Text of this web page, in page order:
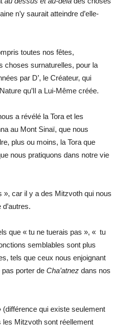
n’y saurait atteindre d’elle-
toutes nos fêtes,
choses surnaturelles, pour la
par D’, le Créateur, qui
qu’Il a Lui-Même créée.
a révélé la Tora et les
au Mont Sinaï, que nous
plus ou moins, la Tora que
nous pratiquons dans notre vie
», car il y a des Mitzvoth qui nous
que « tu ne tuerais pas », « tu
semblables sont plus
tels que ceux nous enjoignant
pas porter de Cha’atnez dans nos
qui existe seulement
les Mitzvoth sont réellement